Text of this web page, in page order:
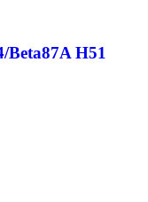
Beta87A H51